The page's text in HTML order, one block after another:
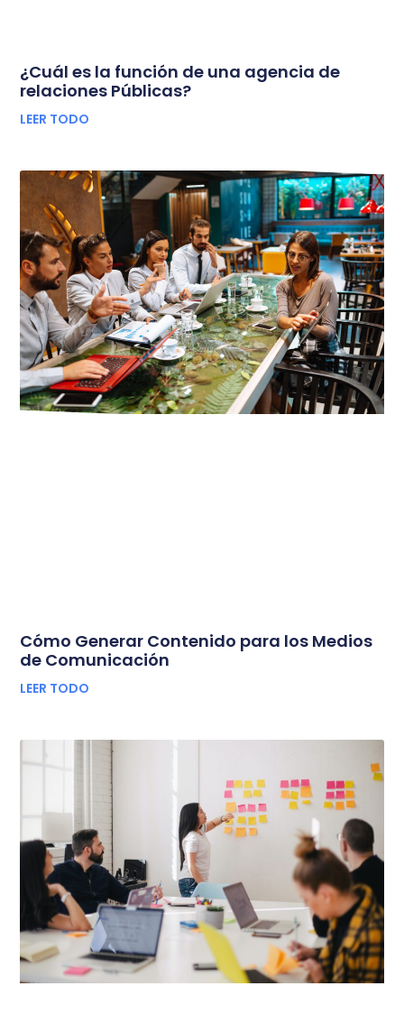
¿Cuál es la función de una agencia de
relaciones Públicas?
LEER TODO
Cómo Generar Contenido para los Medios
de Comunicación
LEER TODO